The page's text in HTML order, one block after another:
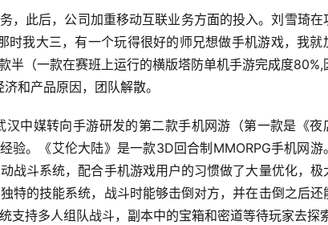
，此后，公司加重移动互联业务方面的投入。刘雪琦在
时我大三，有一个玩得很好的师兄想做手机游戏，我就
半（一款在赛班上运行的横版塔防单机手游完成度80%,
和产品原因，团队解散。
中媒转向手游研发的第二款手机网游（第一款是《夜
验。《艾伦大陆》是一款3D回合制MMORPG手机网游
战斗系统，配合手机游戏用户的习惯做了大量优化，极
特的技能系统，战斗时能够击倒对方，并在击倒之后还
支持多人组队战斗，副本中的宝箱和密道等待玩家去探